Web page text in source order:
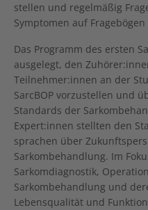
stellen und regelmäßig
Symptomen auf
Das Programm des ersten
ausgelegt, den
Teilnehmer:innen an der
SarcBOP vorzustellen und
Standards der
Expert:innen stellten den
sprachen über
Sarkombehandlung. Im
Sarkomdiagnostik,
Sarkombehandlung und
Lebensqualität und